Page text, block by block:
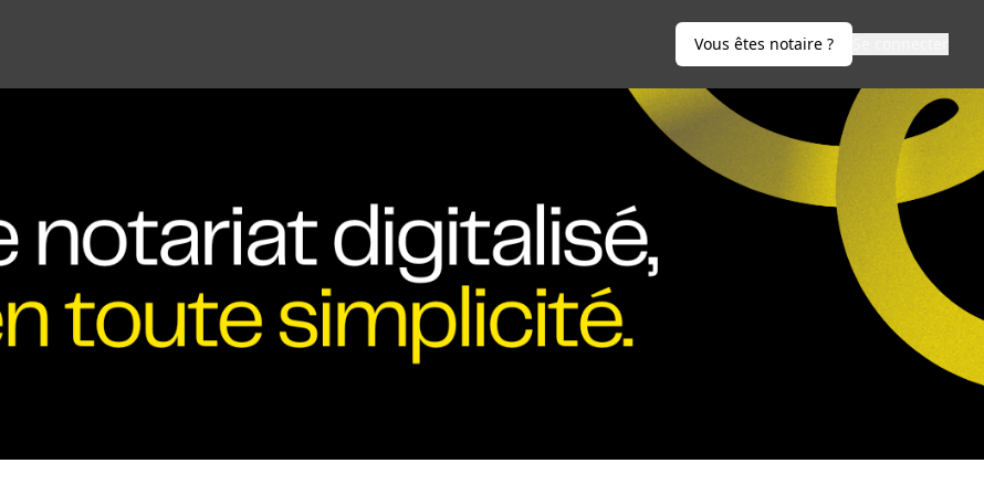
Vous êtes notaire ?